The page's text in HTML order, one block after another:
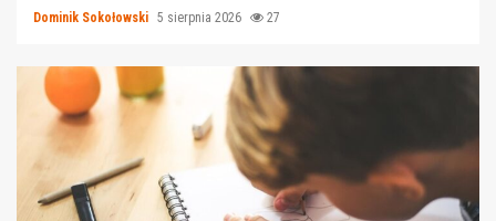
Dominik Sokołowski 5 sierpnia 2026 27